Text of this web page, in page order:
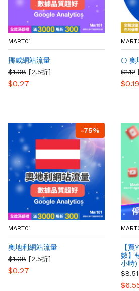
MART01
挪威網站流量
$1.08 [2.5折]
$0.27
🌕 奧
$1.12
$0.19
-75%
MART01
奧地利網站流量
$1.08 [2.5折]
$0.27
【
數】
小時)
多人
光量
$8.51